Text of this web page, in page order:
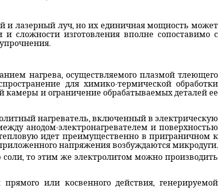
и лазерный луч, но их единичная мощность может
сложности изготовления вполне сопоставимо с
нагрева, осуществляемого плазмой тлеющего
для химико-термической обработки
камеры и ограничение обрабатываемых деталей ее
нагреватель, включенный в электрическую
анодом-электронагревателем и поверхностью
идет преимущественно в приграничном к
напряжения возбуждаются микродуги.
соли, то этим же электролитом можно производить
или косвенного действия, генерируемой